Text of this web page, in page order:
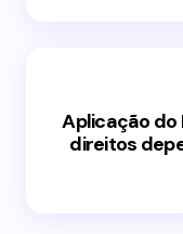
Aplicação do
direitos